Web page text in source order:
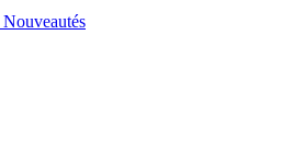
Nouveautés